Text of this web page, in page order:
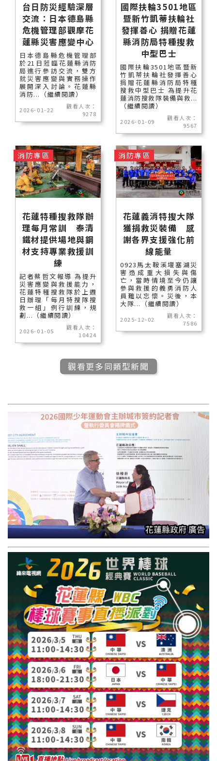
台日防災經驗深層
交流：日本德島縣
危機管理部觀摩花
蓮縣災害應變中心
日本德島縣危機管理部
於21日蒞臨花蓮縣消防
局進行參訪交流，雙方
就災害應變與實務操作
展開深入討論。花蓮縣
消防...（繼續閱讀）
2026-01-22
觀看人次：
9278
國際扶輪3501地區
暨新竹凱蒂扶輪社
發揮善心 捐贈花蓮
縣消防局特種搜救
中型巴士
國際扶輪3501地區暨新
竹凱蒂扶輪社發揮善心
捐贈花蓮縣消防局特種
搜救中型巴士 為提升花
蓮消防搜救隊裝備與救...
（繼續閱讀）
2026-01-09
觀看人次：
9567
花蓮特種搜救隊辦
理每月常訓 泰清
鐵材提供場地與鋼
材支持專業救援訓
練
記者蔡哲文報導 為提升
災害應變與救援能力，
花蓮特種搜救隊於上週
日辦理「每月特搜隊搜
救一組」例行訓練，規
劃...（繼續閱讀）
2026-01-05
觀看人次：
10424
消防專區
花蓮義消特搜大隊
獲捐救災裝備 感
謝各界支援強化前
線能量
0923馬太鞍溪堰塞湖災
害造成重大損失與傷
亡，當時情境至今仍讓
參與救援的義勇消防人
員難以忘懷。災後，本
大隊...（繼續閱讀）
2025-12-02
觀看人次：
7586
消防專區
觀看更多同類型新聞